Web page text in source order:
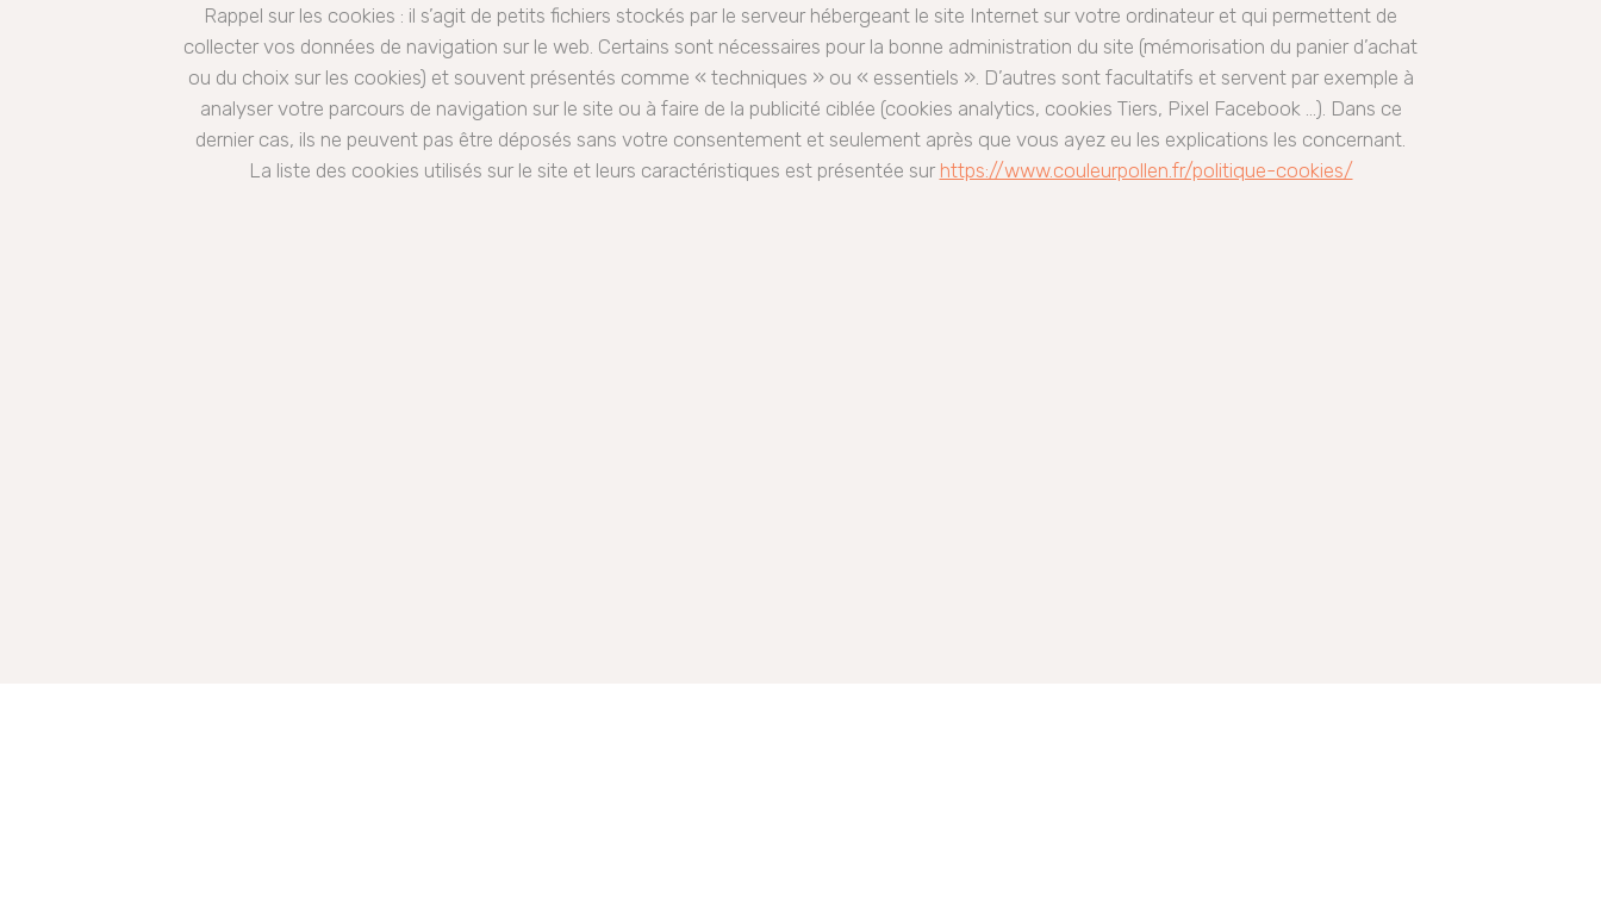
Rappel sur les cookies : il s’agit de petits fichiers stockés par le serveur hébergeant le site Internet sur votre ordinateur et qui permettent de
collecter vos données de navigation sur le web. Certains sont nécessaires pour la bonne administration du site (mémorisation du panier d’achat
ou du choix sur les cookies) et souvent présentés comme « techniques » ou « essentiels ». D’autres sont facultatifs et servent par exemple à
analyser votre parcours de navigation sur le site ou à faire de la publicité ciblée (cookies analytics, cookies Tiers, Pixel Facebook …). Dans ce
dernier cas, ils ne peuvent pas être déposés sans votre consentement et seulement après que vous ayez eu les explications les concernant.
La liste des cookies utilisés sur le site et leurs caractéristiques est présentée sur https://www.couleurpollen.fr/politique-cookies/